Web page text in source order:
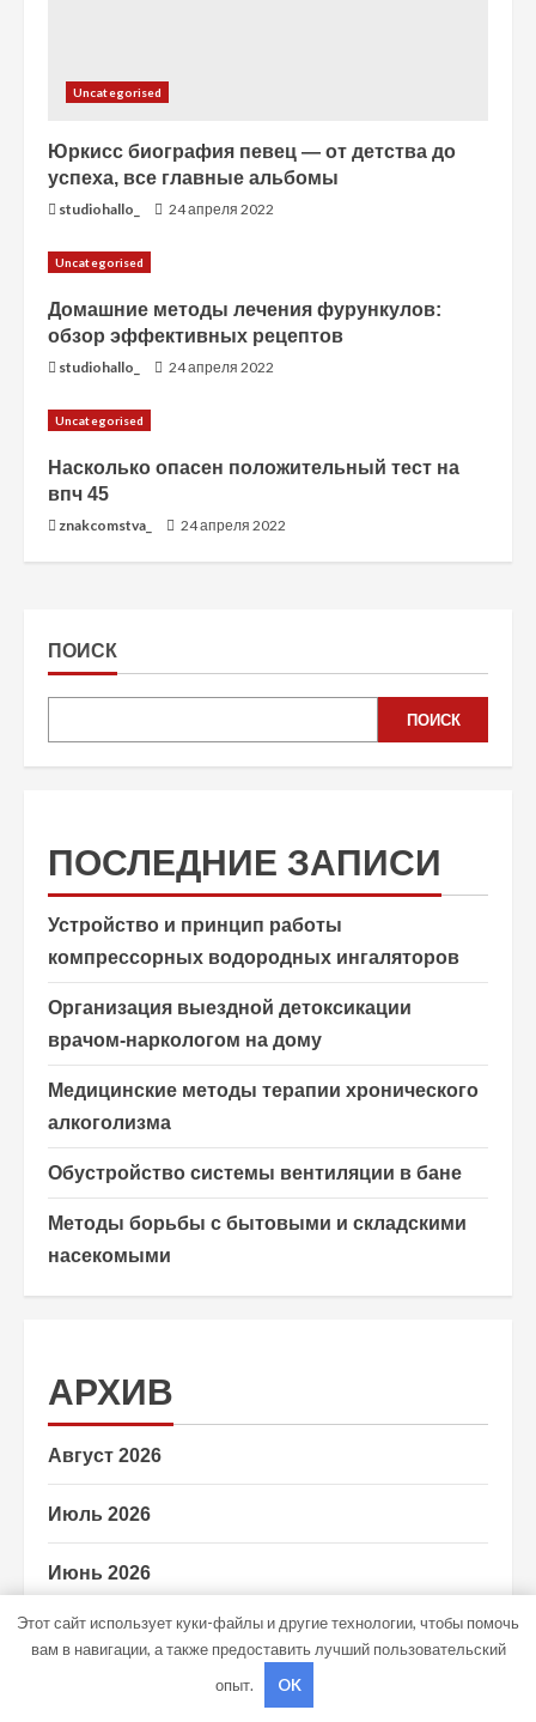
Uncategorised
Юркисс биография певец — от детства до
успеха, все главные альбомы
studiohallo_ 24 апреля 2022
Uncategorised
Домашние методы лечения фурункулов:
обзор эффективных рецептов
studiohallo_ 24 апреля 2022
Uncategorised
Насколько опасен положительный тест на
впч 45
znakcomstva_ 24 апреля 2022
ПОИСК
ПОИСК
ПОСЛЕДНИЕ ЗАПИСИ
Устройство и принцип работы
компрессорных водородных ингаляторов
Организация выездной детоксикации
врачом-наркологом на дому
Медицинские методы терапии хронического
алкоголизма
Обустройство системы вентиляции в бане
Методы борьбы с бытовыми и складскими
насекомыми
АРХИВ
Август 2026
Июль 2026
Июнь 2026
Май 2026
Этот сайт использует куки-файлы и другие технологии, чтобы помочь
вам в навигации, а также предоставить лучший пользовательский
опыт.
OK